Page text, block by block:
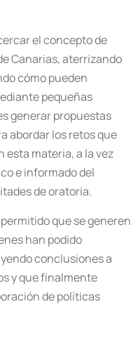
el concepto de
Canarias, aterrizando
cómo pueden
pequeñas
generar propuestas
abordar los retos que
materia, a la vez
e informado del
de oratoria.
que se generen
han podido
conclusiones a
y que finalmente
de políticas